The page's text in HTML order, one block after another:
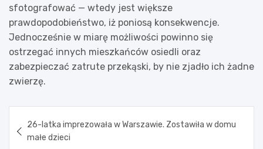
sfotografować — wtedy jest większe
prawdopodobieństwo, iż poniosą konsekwencje.
Jednocześnie w miarę możliwości powinno się
ostrzegać innych mieszkańców osiedli oraz
zabezpieczać zatrute przekąski, by nie zjadło ich żadne
zwierzę.
wpisu
26-latka imprezowała w Warszawie. Zostawiła w domu
małe dzieci